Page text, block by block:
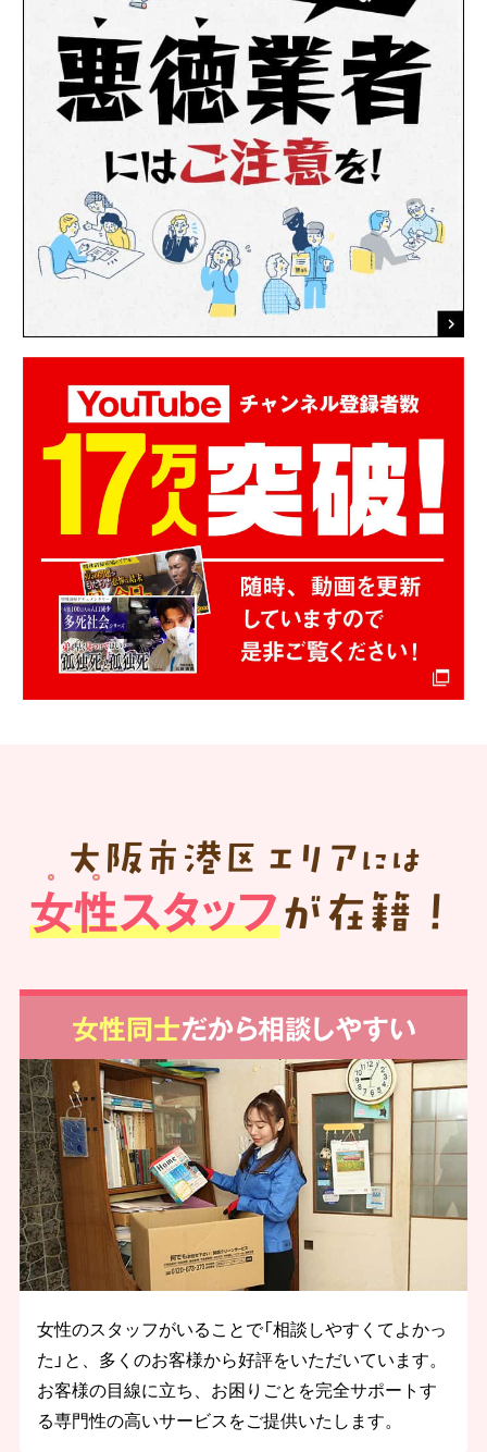
大阪市港区 エリア には
女性スタッフが在籍！
女性同士だから相談しやすい
女性のスタッフがいることで「相談しやすくてよかっ
た」と、多くのお客様から好評をいただいています。
お客様の目線に立ち、お困りごとを完全サポートす
る専門性の高いサービスをご提供いたします。